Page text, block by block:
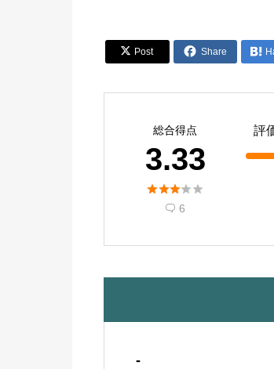
 Post  Share 
総合得点
3.33

 6
評
-